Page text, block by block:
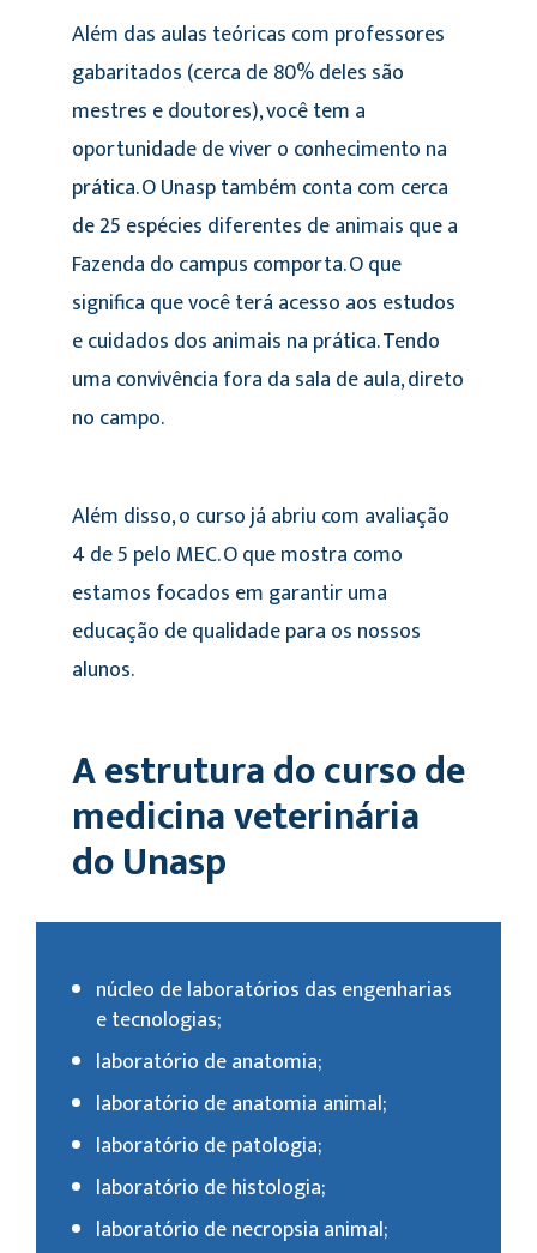
Além das aulas teóricas com professores
gabaritados (cerca de 80% deles são
mestres e doutores), você tem a
oportunidade de viver o conhecimento na
prática. O Unasp também conta com cerca
de 25 espécies diferentes de animais que a
Fazenda do campus comporta. O que
significa que você terá acesso aos estudos
e cuidados dos animais na prática. Tendo
uma convivência fora da sala de aula, direto
no campo.
Além disso, o curso já abriu com avaliação
4 de 5 pelo MEC. O que mostra como
estamos focados em garantir uma
educação de qualidade para os nossos
alunos.
A estrutura do curso de
medicina veterinária
do Unasp
núcleo de laboratórios das engenharias
e tecnologias;
laboratório de anatomia;
laboratório de anatomia animal;
laboratório de patologia;
laboratório de histologia;
laboratório de necropsia animal;